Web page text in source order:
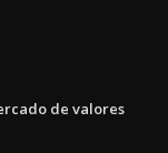
de valores